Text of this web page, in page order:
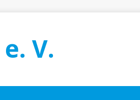
V.